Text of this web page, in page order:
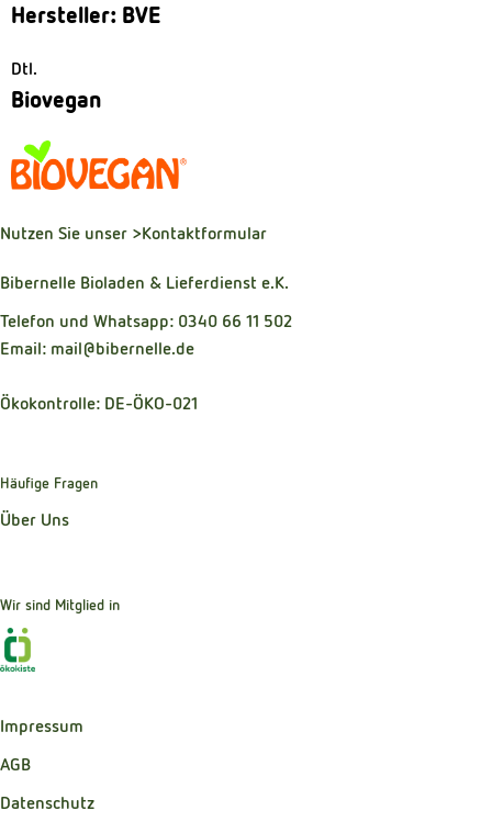
Hersteller: BVE
Dtl.
Biovegan
Nutzen Sie unser >Kontaktformular
Bibernelle Bioladen & Lieferdienst e.K.
Telefon und Whatsapp: 0340 66 11 502
Email: mail@bibernelle.de
Ökokontrolle: DE-ÖKO-021
Häufige Fragen
Über Uns
Wir sind Mitglied in
Impressum
AGB
Datenschutz